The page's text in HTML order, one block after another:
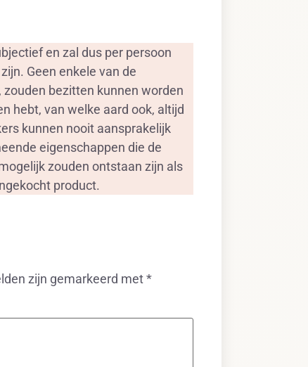
en zal dus per persoon
Geen enkele van de
bezitten kunnen worden
hebt, van welke aard ook, altijd
kunnen nooit aansprakelijk
eigenschappen die de
zouden ontstaan zijn als
product.
zijn gemarkeerd met*